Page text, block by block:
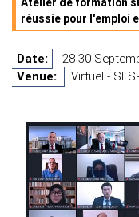
réussie pour l'emploi
Date:
28-30
Venue:
Virtuel -